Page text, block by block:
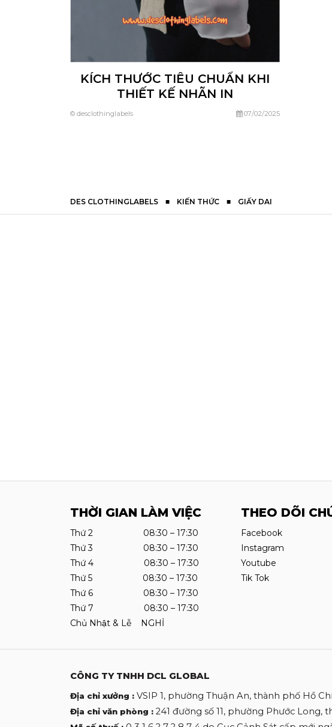
KÍCH THƯỚC TIÊU CHUẨN KHI
THIẾT KẾ NHÃN IN
© desclothinglabels 07/02/2025
DES CLOTHINGLABELS ■ KIẾN THỨC ■ GIẤY DAI
THỜI GIAN LÀM VIỆC
Thứ 2 08:30 – 17:30
Thứ 3 08:30 – 17:30
Thứ 4 08:30 – 17:30
Thứ 5 08:30 – 17:30
Thứ 6 08:30 – 17:30
Thứ 7 08:30 – 17:30
Chủ Nhật & Lễ NGHỈ
THEO DÕI
Facebook
Instagram
Youtube
Tik Tok
CÔNG TY TNHH DCL GLOBAL
Địa chỉ xưởng : VSIP 1, phường Thuận An, thành phố Hồ
Địa chỉ văn phòng : 241 đường số 11, phường Phước Long,